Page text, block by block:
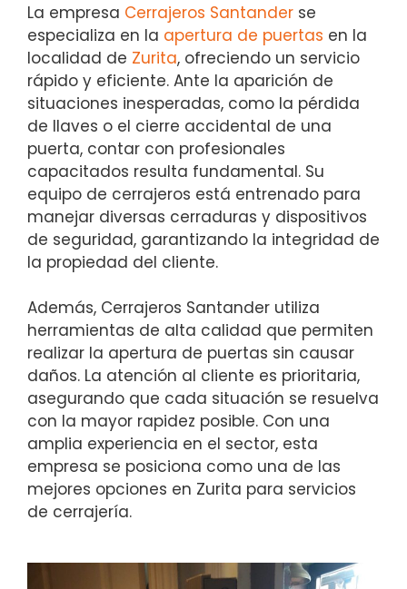
La empresa Cerrajeros Santander se
especializa en la apertura de puertas en la
localidad de Zurita, ofreciendo un servicio
rápido y eficiente. Ante la aparición de
situaciones inesperadas, como la pérdida
de llaves o el cierre accidental de una
puerta, contar con profesionales
capacitados resulta fundamental. Su
equipo de cerrajeros está entrenado para
manejar diversas cerraduras y dispositivos
de seguridad, garantizando la integridad de
la propiedad del cliente.
Además, Cerrajeros Santander utiliza
herramientas de alta calidad que permiten
realizar la apertura de puertas sin causar
daños. La atención al cliente es prioritaria,
asegurando que cada situación se resuelva
con la mayor rapidez posible. Con una
amplia experiencia en el sector, esta
empresa se posiciona como una de las
mejores opciones en Zurita para servicios
de cerrajería.